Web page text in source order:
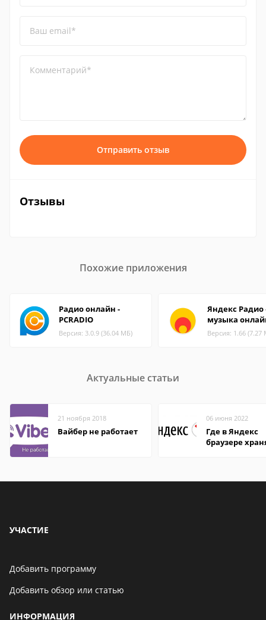
Ваш email*
Комментарий*
Отправить отзыв
Отзывы
Похожие приложения
Радио онлайн -
PCRADIO
Версия: 3.0.9 (36.04 МБ)
Яндекс
музыка
Версия: 1.66 (7.27
Актуальные статьи
21 ноября 2018
Вайбер не работает
06 июня 2022
Где в Яндекс
браузере
УЧАСТИЕ
Добавить программу
Добавить обзор или статью
ИНФОРМАЦИЯ